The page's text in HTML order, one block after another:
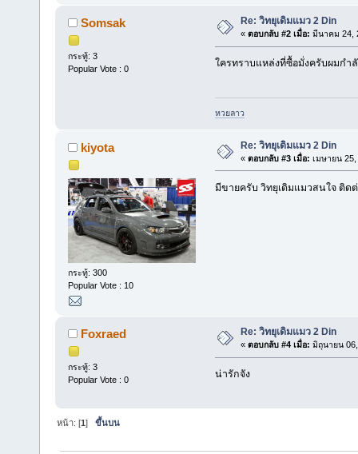
Somsak
กระทู้: 3
Popular Vote : 0
Re: วิทยุเดิมแมว 2 Din
« ตอบกลับ #2 เมื่อ: มีนาคม 24,
ใครทราบแหล่งที่ซื้อมั่งครับผมกำ
หวยลาว
kiyota
กระทู้: 300
Popular Vote : 10
Re: วิทยุเดิมแมว 2 Din
« ตอบกลับ #3 เมื่อ: เมษายน
มีขายครับ วิทยุเดิมแมวสนใจ ติดต่
Foxraed
กระทู้: 3
Popular Vote : 0
Re: วิทยุเดิมแมว 2 Din
« ตอบกลับ #4 เมื่อ: มิถุนายน
น่ารักจัง
หน้า: [1]ขึ้นบน